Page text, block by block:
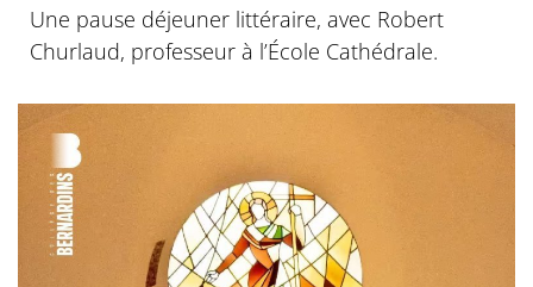
Une pause déjeuner littéraire, avec Robert
Churlaud, professeur à l’École Cathédrale.